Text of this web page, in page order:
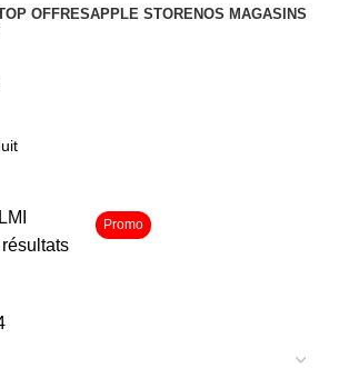
OFFRESAPPLE STORENOS MAGASINS
Promo